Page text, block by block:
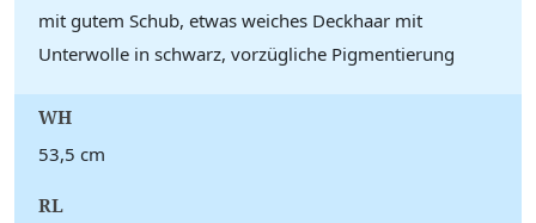
mit gutem Schub, etwas weiches Deckhaar mit
Unterwolle in schwarz, vorzügliche Pigmentierung
WH
53,5 cm
RL